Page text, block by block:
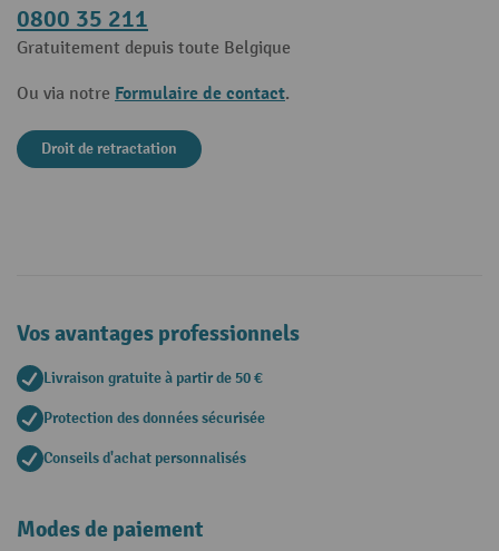
0800 35 211
Gratuitement depuis toute Belgique
Ou via notre Formulaire de contact.
Droit de retractation
Vos avantages professionnels
Livraison gratuite à partir de 50 €
Protection des données sécurisée
Conseils d'achat personnalisés
Modes de paiement